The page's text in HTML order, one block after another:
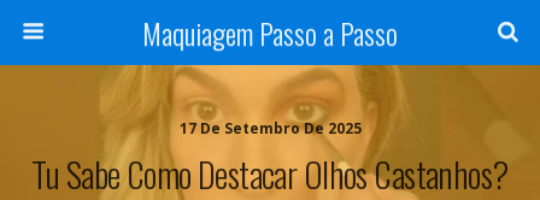
Maquiagem Passo a Passo
17 De Setembro De 2025
Tu Sabe Como Destacar Olhos Castanhos?